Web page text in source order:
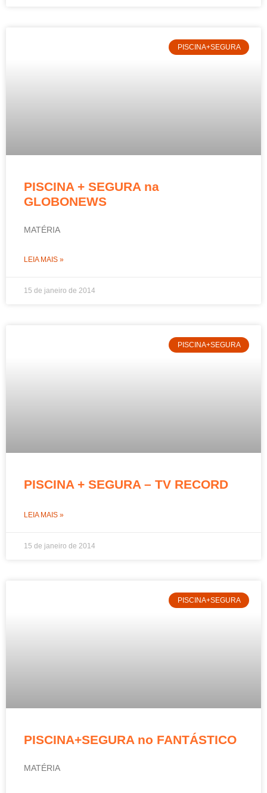
PISCINA+SEGURA
PISCINA + SEGURA na
GLOBONEWS
MATÉRIA
LEIA MAIS »
15 de janeiro de 2014
PISCINA+SEGURA
PISCINA + SEGURA – TV RECORD
LEIA MAIS »
15 de janeiro de 2014
PISCINA+SEGURA
PISCINA+SEGURA no FANTÁSTICO
MATÉRIA